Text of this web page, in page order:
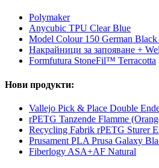
Polymaker
Anycubic TPU Clear Blue
Model Colour 150 German
Накрайници за запояване +
Formfutura StoneFil™ Terracotta
Нови продукти:
Vallejo Pick & Place Double
rPETG Tanzende Flamme
Recycling Fabrik rPETG Sturer
Prusament PLA Prusa Galaxy
Fiberlogy ASA+AF Natural